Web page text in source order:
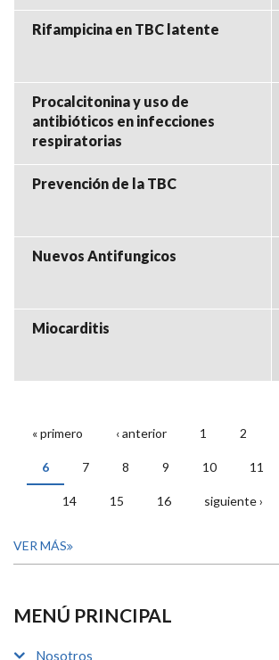
Rifampicina en TBC latente
Procalcitonina y uso de
antibióticos en infecciones
respiratorias
Prevención de la TBC
Nuevos Antifungicos
Miocarditis
PÁGINAS
« primero ‹ anterior 1 2
6 7 8 9 10 11
14 15 16 siguiente ›
VER MÁS
MENÚ PRINCIPAL
Nosotros